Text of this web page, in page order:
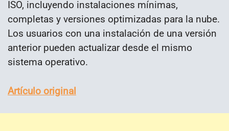
ISO, incluyendo instalaciones mínimas,
completas y versiones optimizadas para la nube.
Los usuarios con una instalación de una versión
anterior pueden actualizar desde el mismo
sistema operativo.
Artículo original